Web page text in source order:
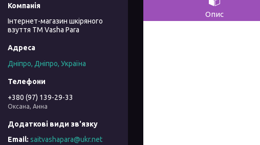
Опис
Інтернет-магазин шкіряного
взуття ТМ Vasha Para
Дніпро, Дніпро, Україна
+380 (97) 139-29-33
Оксана, Анна
saitvashapara@ukr.net